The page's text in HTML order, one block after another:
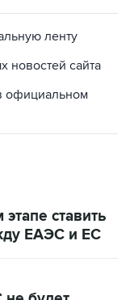
ленту
новостей сайта
официальном
ставить
ЕАЭС и ЕС